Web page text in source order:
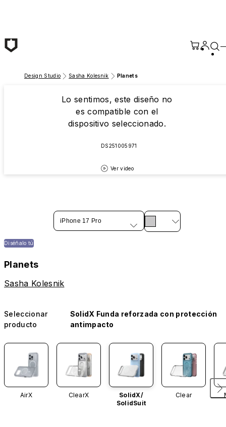
Design Studio Sasha Kolesnik Planets
Lo sentimos, este diseño no
es compatible con el
dispositivo seleccionado.
DS251005971
Ver video
iPhone 17 Pro
Diséñalo tú
Planets
Sasha Kolesnik
Seleccionar
producto
SolidX Funda reforzada con protección
antimpacto
AirX ClearX
SolidX/
SolidSuit
Clear